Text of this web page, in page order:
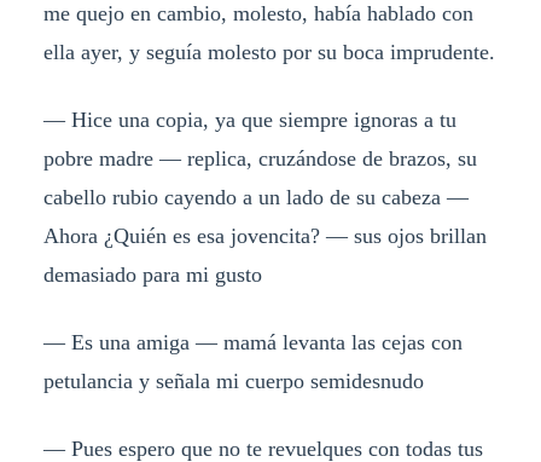
me quejo en cambio, molesto, había hablado con
ella ayer, y seguía molesto por su boca imprudente.
— Hice una copia, ya que siempre ignoras a tu
pobre madre — replica, cruzándose de brazos, su
cabello rubio cayendo a un lado de su cabeza —
Ahora ¿Quién es esa jovencita? — sus ojos brillan
demasiado para mi gusto
— Es una amiga — mamá levanta las cejas con
petulancia y señala mi cuerpo semidesnudo
— Pues espero que no te revuelques con todas tus